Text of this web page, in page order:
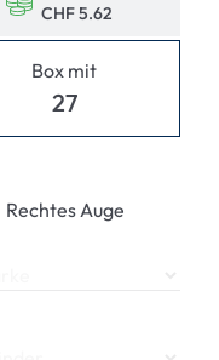
CHF 5.62
Box mit
27
Rechtes Auge